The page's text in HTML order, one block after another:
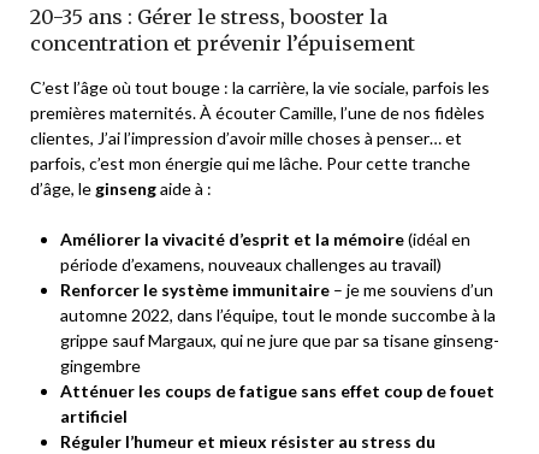
20-35 ans : Gérer le stress, booster la
concentration et prévenir l’épuisement
C’est l’âge où tout bouge : la carrière, la vie sociale, parfois les
premières maternités. À écouter Camille, l’une de nos fidèles
clientes, J’ai l’impression d’avoir mille choses à penser… et
parfois, c’est mon énergie qui me lâche. Pour cette tranche
d’âge, le ginsengaide à :
Améliorer la vivacité d’esprit et la mémoire(idéal en
période d’examens, nouveaux challenges au travail)
Renforcer le système immunitaire – je me souviens d’un
automne 2022, dans l’équipe, tout le monde succombe à la
grippe sauf Margaux, qui ne jure que par sa tisane ginseng-
gingembre
Atténuer les coups de fatigue sans effet coup de fouet
artificiel
Réguler l’humeur et mieux résister au stress du